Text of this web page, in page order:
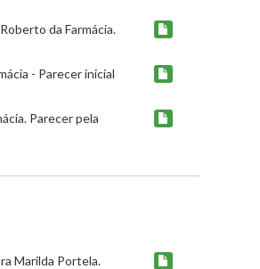
da Farmácia.
- Parecer inicial
Parecer pela
Marilda Portela.